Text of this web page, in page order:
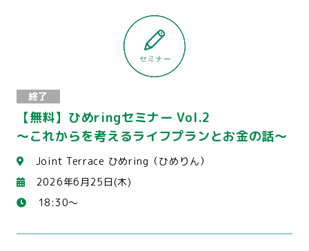
終了
【無料】ひめringセミナー Vol.2
～これからを考えるライフプランとお金の話～
Joint Terrace ひめring（ひめりん）
2026年6月25日(木)
18:30～